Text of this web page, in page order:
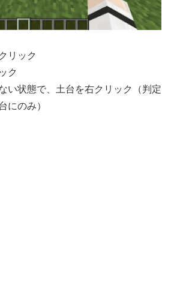
リック
ク
い状態で、土台を右クリック（判定
にのみ）